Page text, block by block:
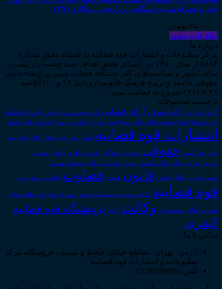
جلد به همراه نمایه دستگاهی و تاریخی ـ سالانه ۱۳۹۶
۳۵۰,۰۰۰ تومان
اطلاعات بیشتر
درباره ما
مرکز مطبوعات و انتشارات قوه قضاییه به استناد مجوز شماره
۵۸۸۴ از سال ۱۳۸۰ در راستای تحقق اهداف سند چشم‌انداز بیست
ساله کشور و سیاست‌های کلی دستگاه قضایی مبنی بر ارتقاء دانش
حقوقی جامعه و ترویج فرهنگ قانونمداری (بند ۱۶ و ۱۰) ابلاغیه
۱۳۸۱/۷/۲۸ شروع به فعالیت نمود...
برچسب محصولات
آرای جزایی آرای حقوقی آرای قضایی آرای وحدت رویه اجاره اجرای احکام
اجرای اسناد احوال شخصیه ادله_اثبات_دعوا اسناد_تجاری اعاده_دادرسی اعتراض_ثالث اعسار
انتشارات قوه قضاییه انتقال_مال_غیر انحلال_نکاح بانک بیمه
تاجر حق_کسب حقوقی حوادث_رانندگی خلع_ید داوری دعاوی_تصرف
دعاوی_طاری دیوان عالی کشور دیوان عدالت اداری سقوط_تعهدات
شعب_دیوان_عالی قاضی قانون قضات قضاوت قوانین_و_مقررات
قوه قضاییه مالکیت_معنوی مسئولیت_مدنی مشروح مذاکرات نظام قضایی
نظریه_های_مشورتی وکالت وکیل پژوهشگاه قوه قضاییه
کیفری
تماس با ما
آدرس : تهران ، تقاطع خیابان حافظ و سمیه ، فروشگاه مرکز
مطبوعات و انتشارات قوه قضاییه
تلفن: 02188199904